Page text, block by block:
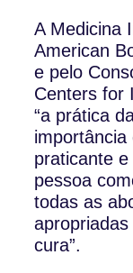
A Medicina
American
e pelo
Centers for
“a prática
praticante
pessoa
todas as
cura”.